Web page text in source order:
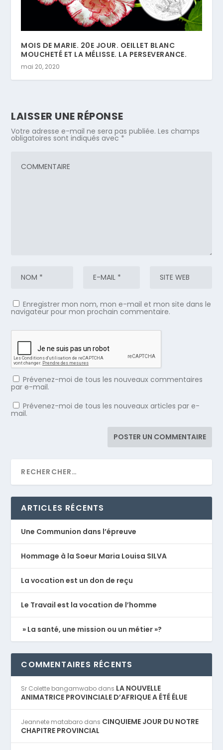
MOIS DE MARIE. 20E JOUR. OEILLET BLANC
MOUCHETÉ ET LA MÉLISSE. LA PERSEVERANCE.
mai 20, 2020
LAISSER UNE RÉPONSE
Votre adresse e-mail ne sera pas publiée. Les champs
obligatoires sont indiqués avec *
Enregistrer mon nom, mon e-mail et mon site dans le
navigateur pour mon prochain commentaire.
Prévenez-moi de tous les nouveaux commentaires
par e-mail.
Prévenez-moi de tous les nouveaux articles par e-
mail.
ARTICLES RÉCENTS
Une Communion dans l’épreuve
Hommage à la Soeur Maria Louisa SILVA
La vocation est un don de reçu
Le Travail est la vocation de l’homme
» La santé, une mission ou un métier »?
COMMENTAIRES RÉCENTS
Sr Colette bangamwabo dans LA NOUVELLE
ANIMATRICE PROVINCIALE D’AFRIQUE A ÉTÉ ÉLUE
Jeannete matabaro dans CINQUIEME JOUR DU NOTRE
CHAPITRE PROVINCIAL